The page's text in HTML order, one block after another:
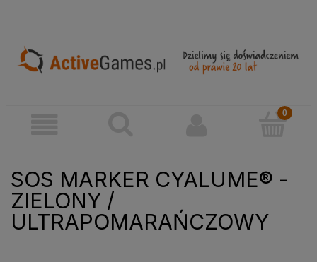
SOS MARKER CYALUME® -
ZIELONY /
ULTRAPOMARAŃCZOWY